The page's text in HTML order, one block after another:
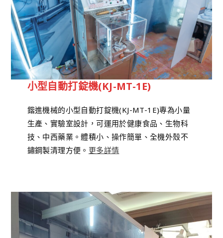
小型自動打錠機(KJ-MT-1E)
鍇進機械的小型自動打錠機(KJ-MT-1E)專為小量
生產、實驗室設計，可運用於健康食品、生物科
技、中西藥業。體積小、操作簡單、全機外殼不
鏽鋼製清理方便。 更多詳情